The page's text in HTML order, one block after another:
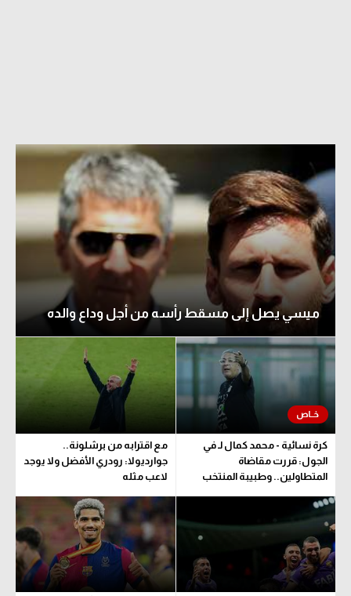
ميسي يصل إلى مسقط رأسه من أجل وداع والده
كرة نسائية - محمد كمال لـ في
الجول: قررت مقاضاة
المتطاولين.. وطبيبة المنتخب
مع اقترابه من برشلونة..
جوارديولا: رودري الأفضل ولا يوجد
لاعب مثله